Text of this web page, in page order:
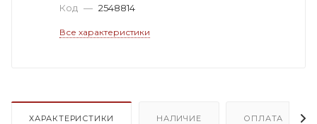
Код — 2548814
Все характеристики
ХАРАКТЕРИСТИКИ НАЛИЧИЕ ОПЛАТА